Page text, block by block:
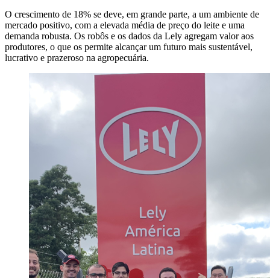
O crescimento de 18% se deve, em grande parte, a um ambiente de
mercado positivo, com a elevada média de preço do leite e uma
demanda robusta. Os robôs e os dados da Lely agregam valor aos
produtores, o que os permite alcançar um futuro mais sustentável,
lucrativo e prazeroso na agropecuária.